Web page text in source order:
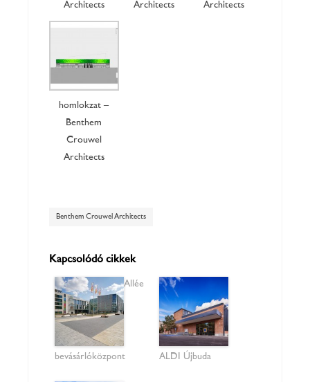
Architects
Architects
Architects
homlokzat –
Benthem
Crouwel
Architects
Benthem Crouwel Architects
Kapcsolódó cikkek
Allée
bevásárlóközpont ALDI Újbuda